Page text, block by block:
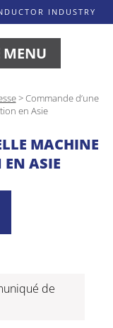
INDUSTRY
MENU
>Commande d’une
en Asie
MACHINE
EN ASIE
de